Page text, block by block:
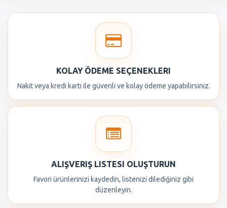
KOLAY ÖDEME SEÇENEKLERI
Nakit veya kredi kartı ile güvenli ve kolay ödeme yapabilirsiniz.
ALIŞVERIŞ LISTESI OLUŞTURUN
Favori ürünlerinizi kaydedin, listenizi dilediğiniz gibi
düzenleyin.